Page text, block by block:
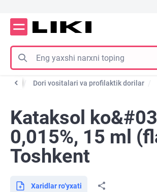
Dori vositalari va profilaktik dorilar
Kataksol
0,015%, 15 ml
Toshkent
Xaridlar ro‘yxati